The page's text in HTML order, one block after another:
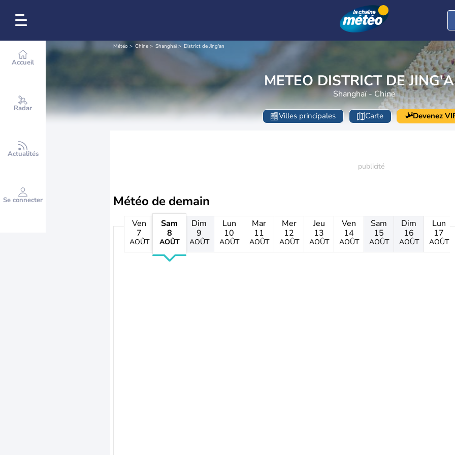
Accueil
Radar
Actualités
Se connecter
Météo Chine Shanghaï District de Jing'an
METEO DISTRICT DE
Shanghaï - Chine
Villes principales Carte Devenez
Météo de demain
Ven
7
AOÛT
Sam
8
AOÛT
Dim
9
AOÛT
Lun
10
AOÛT
Mar
11
AOÛT
Mer
12
AOÛT
Jeu
13
AOÛT
Ven
14
AOÛT
Sam
15
AOÛT
Dim
16
AOÛT
Lun
17
AOÛT